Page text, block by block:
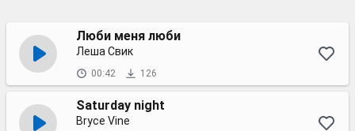
Люби меня люби
Леша Свик
00:42 126
Saturday night
Bryce Vine